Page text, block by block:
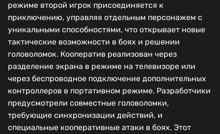
режиме второй игрок присоединяется к
приключению, управляя отдельным персонажем с
уникальными способностями, что открывает новые
тактические возможности в боях и решении
головоломок. Кооператив реализован через
разделение экрана в режиме на телевизоре или
через беспроводное подключение дополнительных
контроллеров в портативном режиме. Разработчики
предусмотрели совместные головоломки,
требующие синхронизации действий, и
специальные кооперативные атаки в боях. Этот